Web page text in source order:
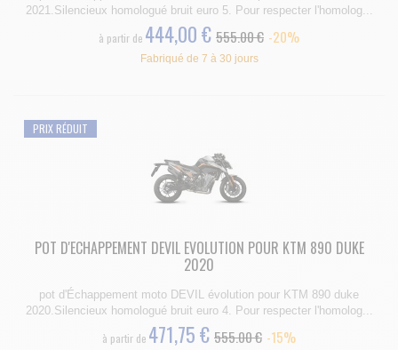
2021.Silencieux homologué bruit euro 5. Pour respecter l'homolog...
à partir de 444,00 € 555.00 € -20%
Fabriqué de 7 à 30 jours
PRIX RÉDUIT
POT D'ECHAPPEMENT DEVIL EVOLUTION POUR KTM 890 DUKE
2020
pot d'Échappement moto DEVIL évolution pour KTM 890 duke
2020.Silencieux homologué bruit euro 4. Pour respecter l'homolog...
à partir de 471,75 € 555.00 € -15%